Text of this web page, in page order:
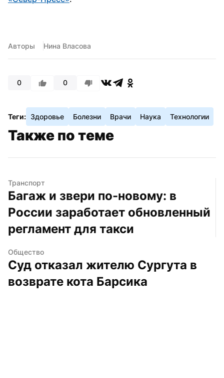
Авторы Нина Власова
0 0
Теги: Здоровье Болезни Врачи Наука Технологии
Также по теме
Транспорт
Багаж и звери по-новому: в
России заработает обновленный
регламент для такси
Общество
Суд отказал жителю Сургута в
возврате кота Барсика